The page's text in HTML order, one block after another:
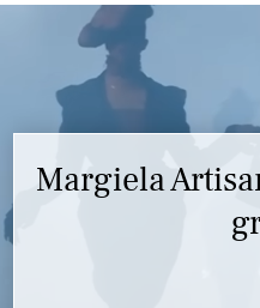
Margiela
Marc Jacobs
en